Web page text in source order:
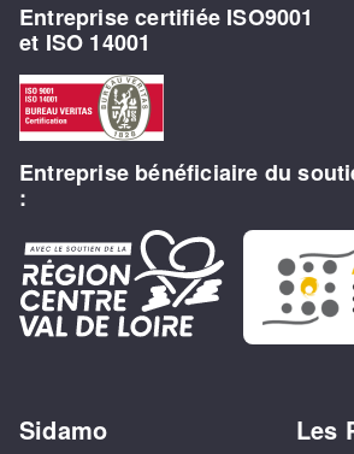
Entreprise certifiée ISO9001
et ISO 14001
Entreprise bénéficiaire du
:
Sidamo Les